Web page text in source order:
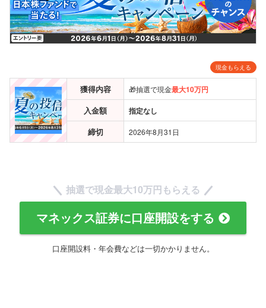
現金もらえる
獲得内容 🎁抽選で現金最大10万円
入金額 指定なし
締切 2026年8月31日
抽選で現金最大10万円もらえる
マネックス証券に口座開設をする
口座開設料・年会費などは一切かかりません。